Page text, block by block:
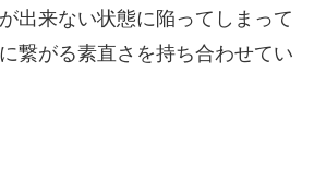
出来ない状態に陥ってしまって
繋がる素直さを持ち合わせてい